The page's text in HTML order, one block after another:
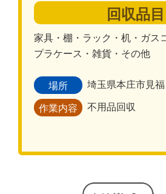
回収品目
家具・棚・ラック・机・ガス
プラケース・雑貨・その他
場所 埼玉県本庄市見福
作業内容 不用品回収